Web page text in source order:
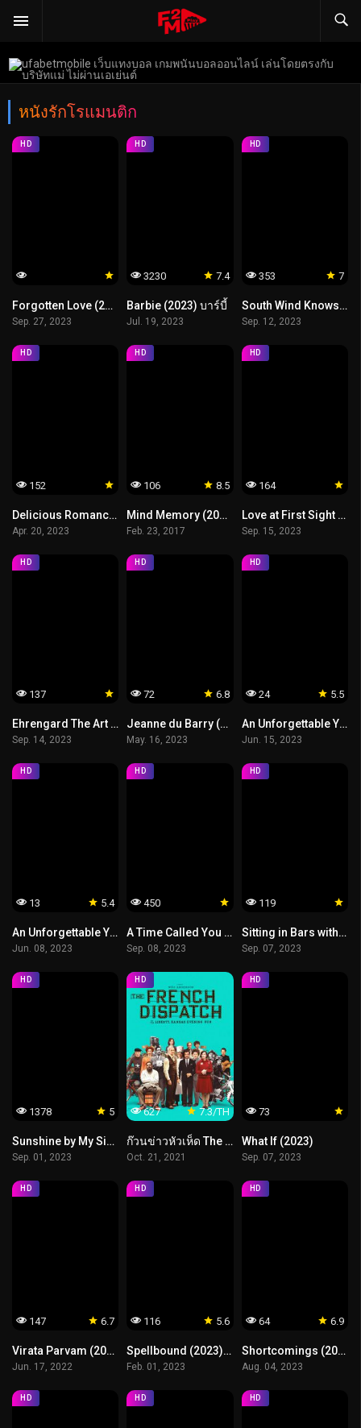
หนังรักโรแมนติก
HD
Forgotten Love (2023) รักที่ถูกลืม
Sep. 27, 2023
7.4
3230
HD
Barbie (2023) บาร์บี้
Jul. 19, 2023
7
353
HD
South Wind Knows (2023) ลมใต้รู้ใจฉัน
Sep. 12, 2023
152
HD
Delicious Romance (2023) สูตรรัก ฉบับโรแมนซ์
Apr. 20, 2023
8.5
106
HD
Mind Memory (2017) 1.44 พื้นที่รัก
Feb. 23, 2017
164
HD
Love at First Sight (2023) รักแรกพบ
Sep. 15, 2023
137
HD
Ehrengard The Art of Seduction (2023) ศิลปะแห่งการยั่วยวน
Sep. 14, 2023
6.8
72
HD
Jeanne du Barry (2023)
May. 16, 2023
5.5
24
HD
An Unforgettable Year Winter (2023) ปีที่ไม่อาจลืมเลือน ฤดูหนาว
Jun. 15, 2023
5.4
13
HD
An Unforgettable Year Autumn (2023) ปีที่ไม่อาจลืมเลือน ฤดูใบไม้ร่วง
Jun. 08, 2023
450
HD
A Time Called You (2023) เวลาเพรียกหาเธอ
Sep. 08, 2023
119
HD
Sitting in Bars with Cake (2023) สูตรเค้กสื่อรัก
Sep. 07, 2023
5
1378
HD
Sunshine by My Side (2023) แสงส่องรักข้างกาย
Sep. 01, 2023
7.3/TH
627
HD
ก๊วนข่าวหัวเห็ด The French Dispatch
Oct. 21, 2021
73
HD
What If (2023)
Sep. 07, 2023
6.7
147
HD
Virata Parvam (2022) ลำนำรักระหว่างรบ
Jun. 17, 2022
5.6
116
HD
Spellbound (2023) สเปลเบานด์
Feb. 01, 2023
6.9
64
HD
Shortcomings (2023)
Aug. 04, 2023
HD HD HD